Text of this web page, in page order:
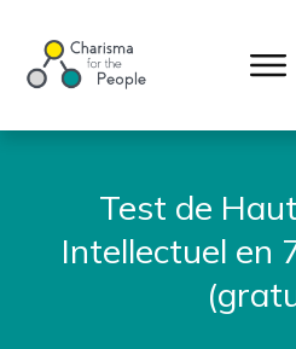
Test de
Intellectuel en